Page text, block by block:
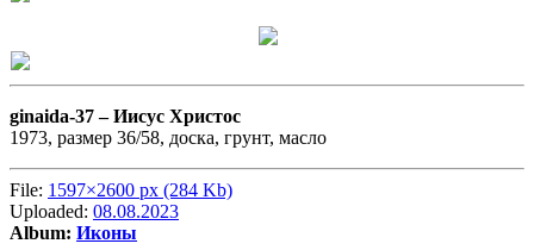
ginaida-37 –Иисус Христос
1973, размер 36/58, доска, грунт, масло
File: 1597×2600 px (284 Kb)
Uploaded: 08.08.2023
Album: Иконы